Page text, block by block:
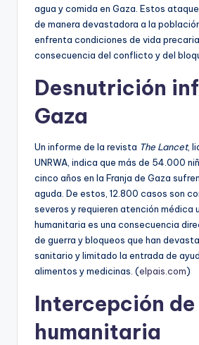
agua y comida en Gaza. Estos
de manera devastadora a la
enfrenta condiciones de vida
consecuencia del conflicto y del
Desnutrición
Gaza
Un informe de la revista The Lancet,
UNRWA, indica que más de 54.000
cinco años en la Franja de Gaza
aguda. De estos, 12.800 casos son
severos y requieren atención médica
humanitaria es una consecuencia
de guerra y bloqueos que han
sanitario y limitado la entrada de
alimentos y medicinas. (elpais.com)
Intercepción
humanitaria